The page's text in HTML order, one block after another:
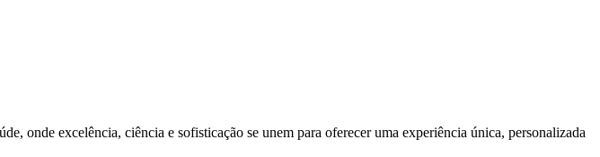
onde excelência, ciência e sofisticação se unem para oferecer uma experiência única, personalizada